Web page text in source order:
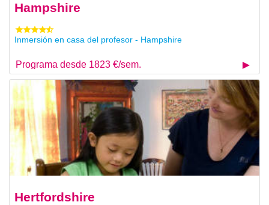
Hampshire
Inmersión en casa del profesor - Hampshire
Programa desde 1823 €/sem.
Hertfordshire